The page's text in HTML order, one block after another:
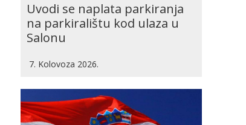
Uvodi se naplata parkiranja
na parkiralištu kod ulaza u
Salonu
7. Kolovoza 2026.